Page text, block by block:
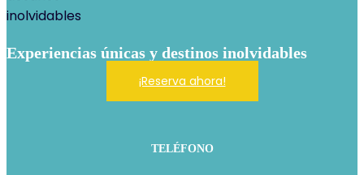
Experiencias únicas y destinos inolvidables
¡Reserva ahora!
TELÉFONO